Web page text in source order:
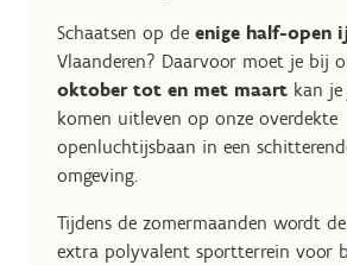
Schaatsen op de enige half-open
Vlaanderen? Daarvoor moet je bij
oktober tot en met maart kan
komen uitleven op onze overdekte
openluchtijsbaan in een
omgeving.
Tijdens de zomermaanden wordt
extra polyvalent sportterrein voor